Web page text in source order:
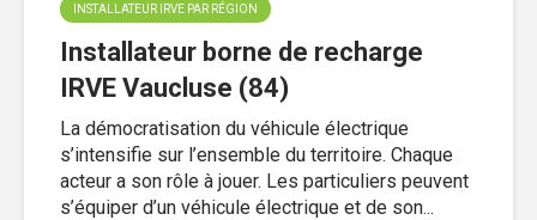
INSTALLATEUR IRVE PAR RÉGION
Installateur borne de recharge
IRVE Vaucluse (84)
La démocratisation du véhicule électrique
s’intensifie sur l’ensemble du territoire. Chaque
acteur a son rôle à jouer. Les particuliers peuvent
s’équiper d’un véhicule électrique et de son...